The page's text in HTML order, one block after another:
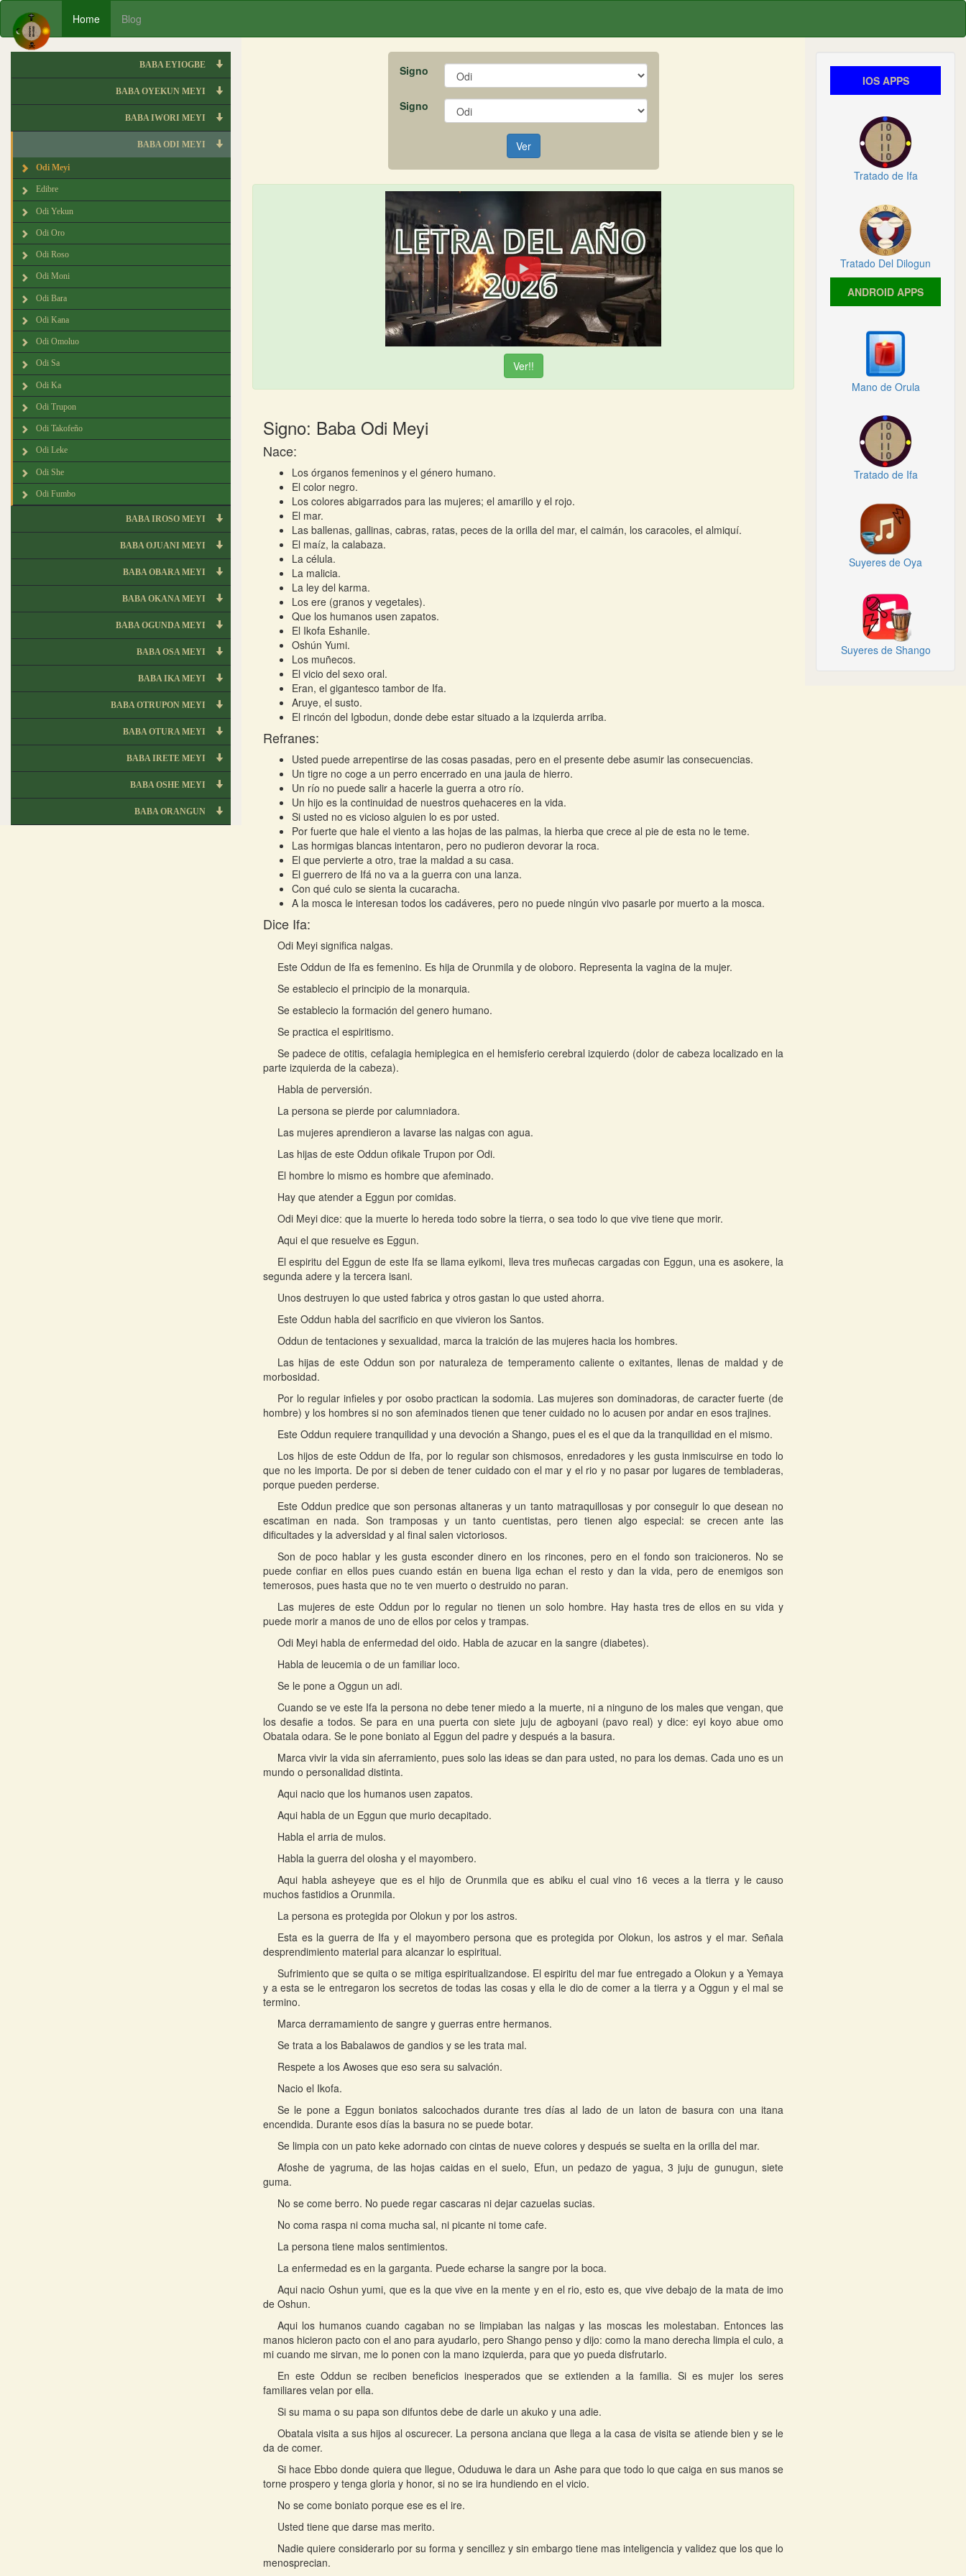
Home Blog
BABA EYIOGBE
BABA OYEKUN MEYI
BABA IWORI MEYI
BABA ODI MEYI
Odi Meyi
Edibre
Odi Yekun
Odi Oro
Odi Roso
Odi Moni
Odi Bara
Odi Kana
Odi Omoluo
Odi Sa
Odi Ka
Odi Trupon
Odi Takofeño
Odi Leke
Odi She
Odi Fumbo
BABA IROSO MEYI
BABA OJUANI MEYI
BABA OBARA MEYI
BABA OKANA MEYI
BABA OGUNDA MEYI
BABA OSA MEYI
BABA IKA MEYI
BABA OTRUPON MEYI
BABA OTURA MEYI
BABA IRETE MEYI
BABA OSHE MEYI
BABA ORANGUN
Signo
Signo
Ver
Ver!!
Signo: Baba Odi Meyi
Nace:
Los órganos femeninos y el género humano.
El color negro.
Los colores abigarrados para las mujeres; el amarillo y el rojo.
El mar.
Las ballenas, gallinas, cabras, ratas, peces de la orilla del mar, el caimán, los caracoles, el almiquí.
El maíz, la calabaza.
La célula.
La malicia.
La ley del karma.
Los ere (granos y vegetales).
Que los humanos usen zapatos.
El Ikofa Eshanile.
Oshún Yumi.
Los muñecos.
El vicio del sexo oral.
Eran, el gigantesco tambor de Ifa.
Aruye, el susto.
El rincón del Igbodun, donde debe estar situado a la izquierda arriba.
Refranes:
Usted puede arrepentirse de las cosas pasadas, pero en el presente debe asumir las consecuencias.
Un tigre no coge a un perro encerrado en una jaula de hierro.
Un río no puede salir a hacerle la guerra a otro río.
Un hijo es la continuidad de nuestros quehaceres en la vida.
Si usted no es vicioso alguien lo es por usted.
Por fuerte que hale el viento a las hojas de las palmas, la hierba que crece al pie de esta no le teme.
Las hormigas blancas intentaron, pero no pudieron devorar la roca.
El que pervierte a otro, trae la maldad a su casa.
El guerrero de Ifá no va a la guerra con una lanza.
Con qué culo se sienta la cucaracha.
A la mosca le interesan todos los cadáveres, pero no puede ningún vivo pasarle por muerto a la mosca.
Dice Ifa:
Odi Meyi significa nalgas.
Este Oddun de Ifa es femenino. Es hija de Orunmila y de oloboro. Representa la vagina de la mujer.
Se establecio el principio de la monarquia.
Se establecio la formación del genero humano.
Se practica el espiritismo.
Se padece de otitis, cefalagia hemiplegica en el hemisferio cerebral izquierdo (dolor de cabeza localizado en la
parte izquierda de la cabeza).
Habla de perversión.
La persona se pierde por calumniadora.
Las mujeres aprendieron a lavarse las nalgas con agua.
Las hijas de este Oddun ofikale Trupon por Odi.
El hombre lo mismo es hombre que afeminado.
Hay que atender a Eggun por comidas.
Odi Meyi dice: que la muerte lo hereda todo sobre la tierra, o sea todo lo que vive tiene que morir.
Aqui el que resuelve es Eggun.
El espiritu del Eggun de este Ifa se llama eyikomi, lleva tres muñecas cargadas con Eggun, una es asokere, la
segunda adere y la tercera isani.
Unos destruyen lo que usted fabrica y otros gastan lo que usted ahorra.
Este Oddun habla del sacrificio en que vivieron los Santos.
Oddun de tentaciones y sexualidad, marca la traición de las mujeres hacia los hombres.
Las hijas de este Oddun son por naturaleza de temperamento caliente o exitantes, llenas de maldad y de
morbosidad.
Por lo regular infieles y por osobo practican la sodomia. Las mujeres son dominadoras, de caracter fuerte (de
hombre) y los hombres si no son afeminados tienen que tener cuidado no lo acusen por andar en esos trajines.
Este Oddun requiere tranquilidad y una devoción a Shango, pues el es el que da la tranquilidad en el mismo.
Los hijos de este Oddun de Ifa, por lo regular son chismosos, enredadores y les gusta inmiscuirse en todo lo
que no les importa. De por si deben de tener cuidado con el mar y el rio y no pasar por lugares de tembladeras,
porque pueden perderse.
Este Oddun predice que son personas altaneras y un tanto matraquillosas y por conseguir lo que desean no
escatiman en nada. Son tramposas y un tanto cuentistas, pero tienen algo especial: se crecen ante las
dificultades y la adversidad y al final salen victoriosos.
Son de poco hablar y les gusta esconder dinero en los rincones, pero en el fondo son traicioneros. No se
puede confiar en ellos pues cuando están en buena liga echan el resto y dan la vida, pero de enemigos son
temerosos, pues hasta que no te ven muerto o destruido no paran.
Las mujeres de este Oddun por lo regular no tienen un solo hombre. Hay hasta tres de ellos en su vida y
puede morir a manos de uno de ellos por celos y trampas.
Odi Meyi habla de enfermedad del oido. Habla de azucar en la sangre (diabetes).
Habla de leucemia o de un familiar loco.
Se le pone a Oggun un adi.
Cuando se ve este Ifa la persona no debe tener miedo a la muerte, ni a ninguno de los males que vengan, que
los desafie a todos. Se para en una puerta con siete juju de agboyani (pavo real) y dice: eyi koyo abue omo
Obatala odara. Se le pone boniato al Eggun del padre y después a la basura.
Marca vivir la vida sin aferramiento, pues solo las ideas se dan para usted, no para los demas. Cada uno es un
mundo o personalidad distinta.
Aqui nacio que los humanos usen zapatos.
Aqui habla de un Eggun que murio decapitado.
Habla el arria de mulos.
Habla la guerra del olosha y el mayombero.
Aqui habla asheyeye que es el hijo de Orunmila que es abiku el cual vino 16 veces a la tierra y le causo
muchos fastidios a Orunmila.
La persona es protegida por Olokun y por los astros.
Esta es la guerra de Ifa y el mayombero persona que es protegida por Olokun, los astros y el mar. Señala
desprendimiento material para alcanzar lo espiritual.
Sufrimiento que se quita o se mitiga espiritualizandose. El espiritu del mar fue entregado a Olokun y a Yemaya
y a esta se le entregaron los secretos de todas las cosas y ella le dio de comer a la tierra y a Oggun y el mal se
termino.
Marca derramamiento de sangre y guerras entre hermanos.
Se trata a los Babalawos de gandios y se les trata mal.
Respete a los Awoses que eso sera su salvación.
Nacio el Ikofa.
Se le pone a Eggun boniatos salcochados durante tres días al lado de un laton de basura con una itana
encendida. Durante esos días la basura no se puede botar.
Se limpia con un pato keke adornado con cintas de nueve colores y después se suelta en la orilla del mar.
Afoshe de yagruma, de las hojas caidas en el suelo, Efun, un pedazo de yagua, 3 juju de gunugun, siete
guma.
No se come berro. No puede regar cascaras ni dejar cazuelas sucias.
No coma raspa ni coma mucha sal, ni picante ni tome cafe.
La persona tiene malos sentimientos.
La enfermedad es en la garganta. Puede echarse la sangre por la boca.
Aqui nacio Oshun yumi, que es la que vive en la mente y en el rio, esto es, que vive debajo de la mata de imo
de Oshun.
Aqui los humanos cuando cagaban no se limpiaban las nalgas y las moscas les molestaban. Entonces las
manos hicieron pacto con el ano para ayudarlo, pero Shango penso y dijo: como la mano derecha limpia el culo, a
mi cuando me sirvan, me lo ponen con la mano izquierda, para que yo pueda disfrutarlo.
En este Oddun se reciben beneficios inesperados que se extienden a la familia. Si es mujer los seres
familiares velan por ella.
Si su mama o su papa son difuntos debe de darle un akuko y una adie.
Obatala visita a sus hijos al oscurecer. La persona anciana que llega a la casa de visita se atiende bien y se le
da de comer.
Si hace Ebbo donde quiera que llegue, Oduduwa le dara un Ashe para que todo lo que caiga en sus manos se
torne prospero y tenga gloria y honor, si no se ira hundiendo en el vicio.
No se come boniato porque ese es el ire.
Usted tiene que darse mas merito.
Nadie quiere considerarlo por su forma y sencillez y sin embargo tiene mas inteligencia y validez que los que lo
menosprecian.
IOS APPS
Tratado de Ifa
Tratado Del Dilogun
ANDROID APPS
Mano de Orula
Tratado de Ifa
Suyeres de Oya
Suyeres de Shango